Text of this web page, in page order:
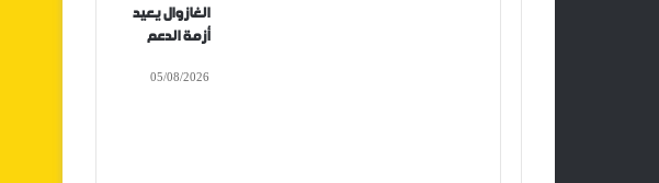
الغازوال يعيد
أزمة الدعم
05/08/2026